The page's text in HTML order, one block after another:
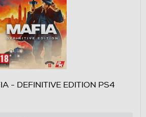
- DEFINITIVE EDITION PS4